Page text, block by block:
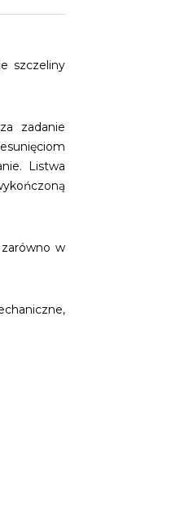
szczeliny
zadanie
Listwa
w